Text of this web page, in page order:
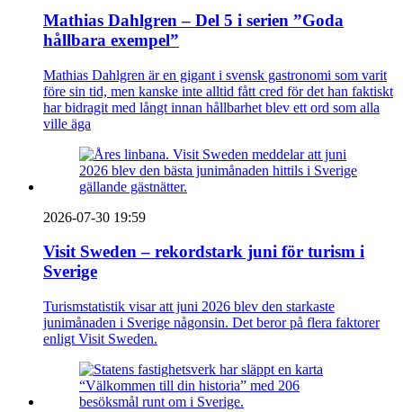
Mathias Dahlgren – Del 5 i serien ”Goda
hållbara exempel”
Mathias Dahlgren är en gigant i svensk gastronomi som varit
före sin tid, men kanske inte alltid fått cred för det han faktiskt
har bidragit med långt innan hållbarhet blev ett ord som alla
ville äga
2026-07-30 19:59
Visit Sweden – rekordstark juni för turism i
Sverige
Turismstatistik visar att juni 2026 blev den starkaste
junimånaden i Sverige någonsin. Det beror på flera faktorer
enligt Visit Sweden.